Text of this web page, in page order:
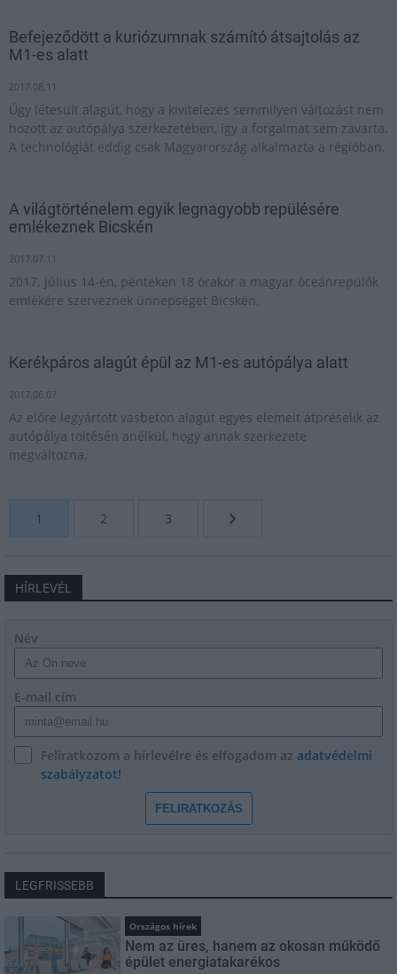
Befejeződött a kuriózumnak számító átsajtolás az
M1-es alatt
2017.08.11
Úgy létesült alagút, hogy a kivitelezés semmilyen változást nem
hozott az autópálya szerkezetében, így a forgalmat sem zavarta.
A technológiát eddig csak Magyarország alkalmazta a régióban.
A világtörténelem egyik legnagyobb repülésére
emlékeznek Bicskén
2017.07.11
2017. július 14-én, pénteken 18 órakor a magyar óceánrepülők
emlékére szerveznek ünnepséget Bicskén.
Kerékpáros alagút épül az M1-es autópálya alatt
2017.06.07
Az előre legyártott vasbeton alagút egyes elemeit átpréselik az
autópálya töltésén anélkül, hogy annak szerkezete
megváltozna.
1 2 3
HÍRLEVÉL
Név
E-mail cím
Feliratkozom a hírlevélre és elfogadom az adatvédelmi
szabályzatot!
FELIRATKOZÁS
LEGFRISSEBB
Országos hírek
Nem az üres, hanem az okosan működő
épület energiatakarékos